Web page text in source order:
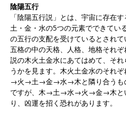
陰陽五行
「陰陽五行説」とは、宇宙に存在
土・金・水の5つの元素でできてい
の五行の支配を受けているとされて
五格の中の天格、人格、地格それ
説の木火土金水にあてはめて、そ
うかを見ます。木火土金水のそれ
→火→土→金→水→木と隣り合うも
ですが、木→土→水→火→金→木と
り、凶運を招く恐れがあります。